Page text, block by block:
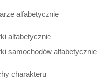
alfabetycznie
alfabetycznie
samochodów alfabetycznie
charakteru